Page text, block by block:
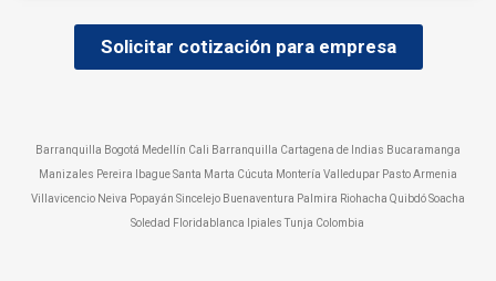
Solicitar cotización para empresa
Barranquilla Bogotá Medellín Cali Barranquilla Cartagena de Indias Bucaramanga
Manizales Pereira Ibague Santa Marta Cúcuta Montería Valledupar Pasto Armenia
Villavicencio Neiva Popayán Sincelejo Buenaventura Palmira Riohacha Quibdó Soacha
Soledad Floridablanca Ipiales Tunja Colombia